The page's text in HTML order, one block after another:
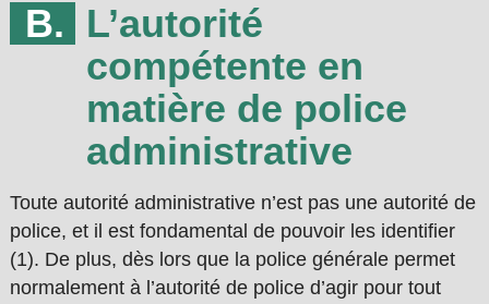
L’autorité
compétente en
matière de police
administrative
Toute autorité administrative n’est pas une autorité de
police, et il est fondamental de pouvoir les identifier
(1). De plus, dès lors que la police générale permet
normalement à l’autorité de police d’agir pour tout